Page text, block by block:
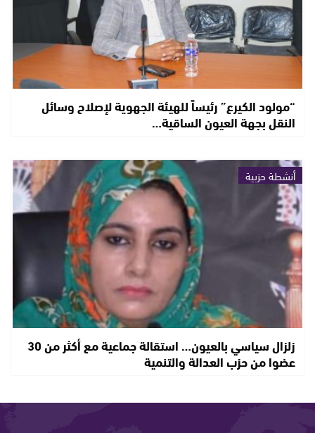
“مولود الكيرع” رئيساً للهيئة الجهوية لإصلاح وسائل
النقل بجهة العيون الساقية…
أنشطة حزبية
زلزال سياسي بالعيون… استقالة جماعية مع أكثر من 30
عضوا من حزب العدالة والتنمية